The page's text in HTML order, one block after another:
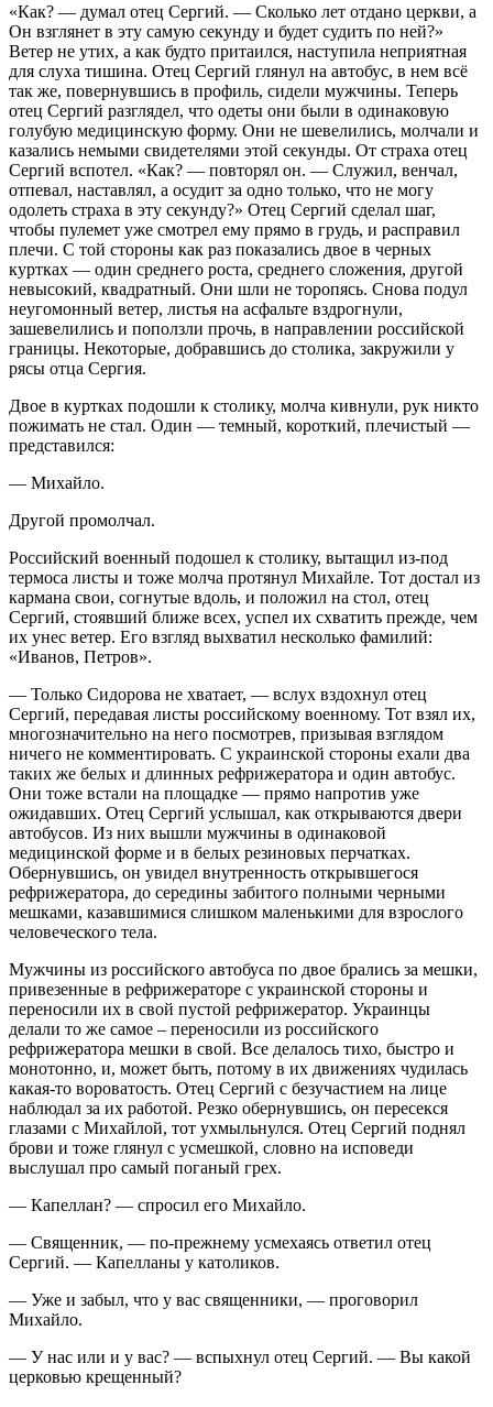
«Как? — думал отец Сергий. — Сколько лет отдано церкви, а
Он взглянет в эту самую секунду и будет судить по ней?»
Ветер не утих, а как будто притаился, наступила неприятная
для слуха тишина. Отец Сергий глянул на автобус, в нем всё
так же, повернувшись в профиль, сидели мужчины. Теперь
отец Сергий разглядел, что одеты они были в одинаковую
голубую медицинскую форму. Они не шевелились, молчали и
казались немыми свидетелями этой секунды. От страха отец
Сергий вспотел. «Как? — повторял он. — Служил, венчал,
отпевал, наставлял, а осудит за одно только, что не могу
одолеть страха в эту секунду?» Отец Сергий сделал шаг,
чтобы пулемет уже смотрел ему прямо в грудь, и расправил
плечи. С той стороны как раз показались двое в черных
куртках — один среднего роста, среднего сложения, другой
невысокий, квадратный. Они шли не торопясь. Снова подул
неугомонный ветер, листья на асфальте вздрогнули,
зашевелились и поползли прочь, в направлении российской
границы. Некоторые, добравшись до столика, закружили у
рясы отца Сергия.
Двое в куртках подошли к столику, молча кивнули, рук никто
пожимать не стал. Один — темный, короткий, плечистый —
представился:
— Михайло.
Другой промолчал.
Российский военный подошел к столику, вытащил из-под
термоса листы и тоже молча протянул Михайле. Тот достал из
кармана свои, согнутые вдоль, и положил на стол, отец
Сергий, стоявший ближе всех, успел их схватить прежде, чем
их унес ветер. Его взгляд выхватил несколько фамилий:
«Иванов, Петров».
— Только Сидорова не хватает, — вслух вздохнул отец
Сергий, передавая листы российскому военному. Тот взял их,
многозначительно на него посмотрев, призывая взглядом
ничего не комментировать. С украинской стороны ехали два
таких же белых и длинных рефрижератора и один автобус.
Они тоже встали на площадке — прямо напротив уже
ожидавших. Отец Сергий услышал, как открываются двери
автобусов. Из них вышли мужчины в одинаковой
медицинской форме и в белых резиновых перчатках.
Обернувшись, он увидел внутренность открывшегося
рефрижератора, до середины забитого полными черными
мешками, казавшимися слишком маленькими для взрослого
человеческого тела.
Мужчины из российского автобуса по двое брались за мешки,
привезенные в рефрижераторе с украинской стороны и
переносили их в свой пустой рефрижератор. Украинцы
делали то же самое – переносили из российского
рефрижератора мешки в свой. Все делалось тихо, быстро и
монотонно, и, может быть, потому в их движениях чудилась
какая-то вороватость. Отец Сергий с безучастием на лице
наблюдал за их работой. Резко обернувшись, он пересекся
глазами с Михайлой, тот ухмыльнулся. Отец Сергий поднял
брови и тоже глянул с усмешкой, словно на исповеди
выслушал про самый поганый грех.
— Капеллан? — спросил его Михайло.
— Священник, — по-прежнему усмехаясь ответил отец
Сергий. — Капелланы у католиков.
— Уже и забыл, что у вас священники, — проговорил
Михайло.
— У нас или и у вас? — вспыхнул отец Сергий. — Вы какой
церковью крещенный?